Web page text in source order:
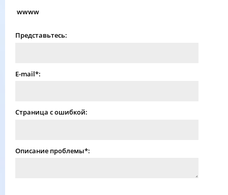
wwww
Представьтесь:
E-mail*:
Страница с ошибкой:
Описание проблемы*: